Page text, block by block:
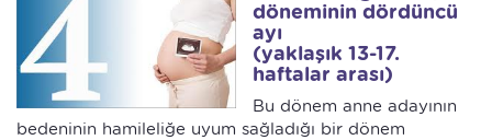
döneminin dördüncü
ayı
(yaklaşık 13-17.
haftalar arası)
Bu dönem anne adayının
bedeninin hamileliğe uyum sağladığı bir dönem